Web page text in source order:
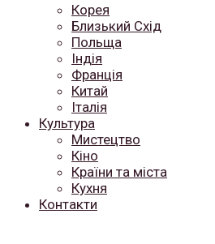
Корея
Близький Схід
Польща
Індія
Франція
Китай
Італія
Культура
Мистецтво
Кіно
Країни та міста
Кухня
Контакти